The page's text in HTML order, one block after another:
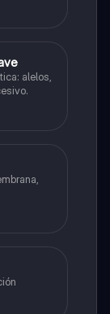
alelos,